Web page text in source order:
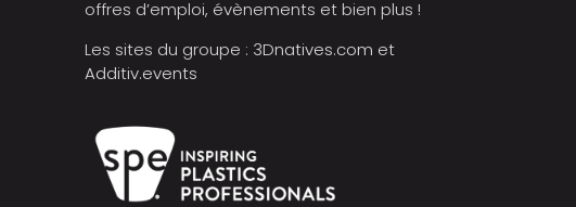
offres d’emploi, évènements et bien plus !
Les sites du groupe : 3Dnatives.com et
Additiv.events